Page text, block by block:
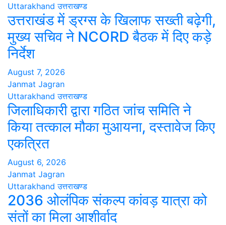
Uttarakhand उत्तराखण्ड
उत्तराखंड में ड्रग्स के खिलाफ सख्ती बढ़ेगी,
मुख्य सचिव ने NCORD बैठक में दिए कड़े
निर्देश
August 7, 2026
Janmat Jagran
Uttarakhand उत्तराखण्ड
जिलाधिकारी द्वारा गठित जांच समिति ने
किया तत्काल मौका मुआयना, दस्तावेज किए
एकत्रित
August 6, 2026
Janmat Jagran
Uttarakhand उत्तराखण्ड
2036 ओलंपिक संकल्प कांवड़ यात्रा को
संतों का मिला आशीर्वाद